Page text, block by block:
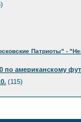
Патриоты" -
по американскому
(115)